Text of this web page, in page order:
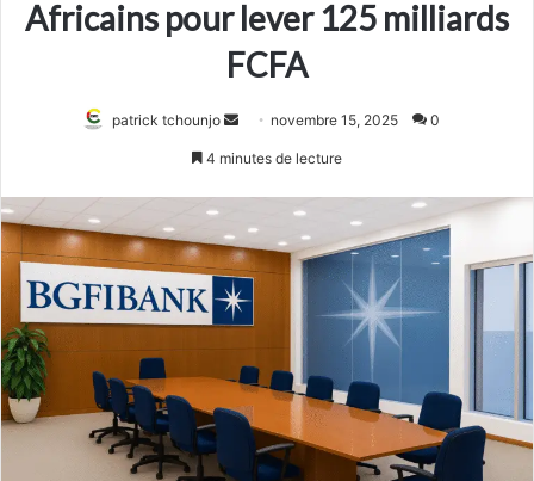
Africains pour lever 125 milliards
FCFA
patrick tchounjo
Envoyernovembre 15, 2025 0
4 minutes de lecture